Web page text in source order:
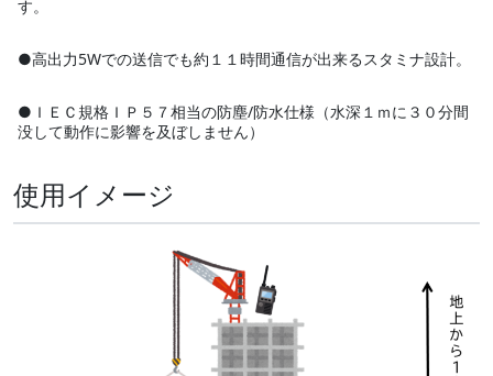
す。
●高出力5Wでの送信でも約１１時間通信が出来るスタミナ設計。
●ＩＥＣ規格ＩＰ５７相当の防塵/防水仕様（水深１ｍに３０分間
没して動作に影響を及ぼしません）
使用イメージ